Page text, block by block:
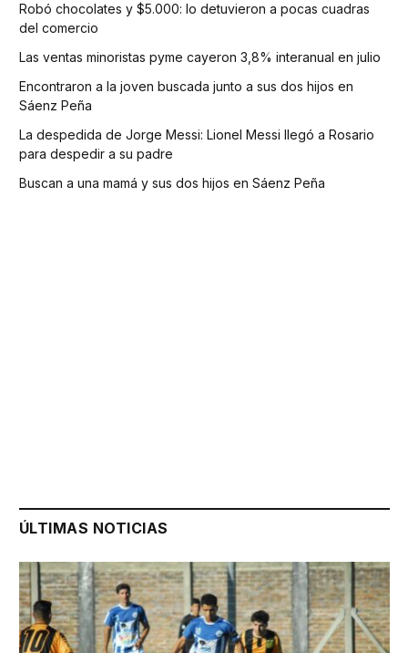
Robó chocolates y $5.000: lo detuvieron a pocas cuadras
del comercio
Las ventas minoristas pyme cayeron 3,8% interanual en julio
Encontraron a la joven buscada junto a sus dos hijos en
Sáenz Peña
La despedida de Jorge Messi: Lionel Messi llegó a Rosario
para despedir a su padre
Buscan a una mamá y sus dos hijos en Sáenz Peña
ÚLTIMAS NOTICIAS